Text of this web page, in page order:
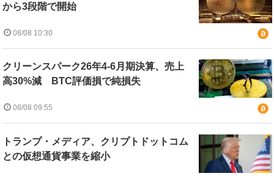
から3段階で開始
08/08 10:30
クリーンスパーク26年4-6月期決算、売上
高30%減 BTC評価損で純損失
08/08 09:55
トランプ・メディア、クリプトドットコム
との仮想通貨事業を縮小